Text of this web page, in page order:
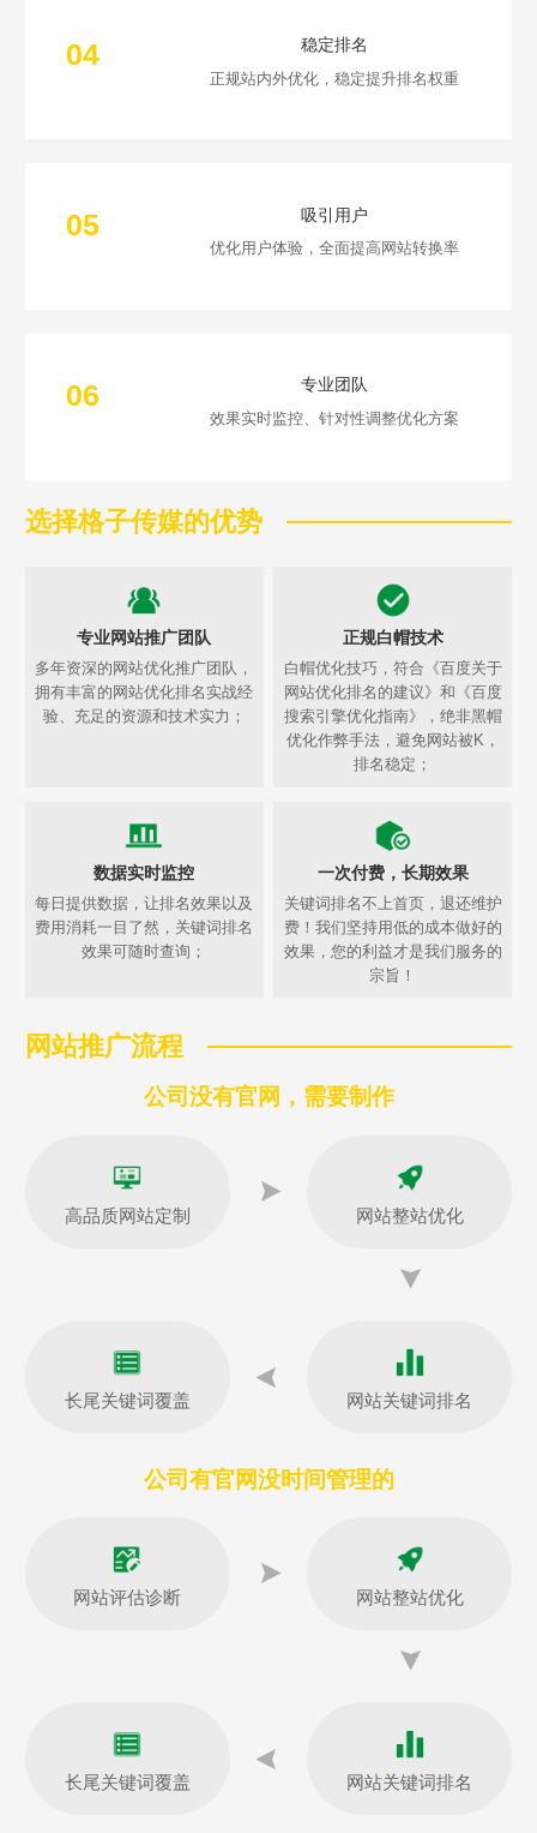
04 稳定排名
正规站内外优化，稳定提升排名权重
05 吸引用户
优化用户体验，全面提高网站转换率
06 专业团队
效果实时监控、针对性调整优化方案
选择格子传媒的优势
专业网站推广团队
多年资深的网站优化推广团队，
拥有丰富的网站优化排名实战经
验、充足的资源和技术实力；
正规白帽技术
白帽优化技巧，符合《百度关于
网站优化排名的建议》和《百度
搜索引擎优化指南》，绝非黑帽
优化作弊手法，避免网站被K，
排名稳定；
数据实时监控
每日提供数据，让排名效果以及
费用消耗一目了然，关键词排名
效果可随时查询；
一次付费，长期效果
关键词排名不上首页，退还维护
费！我们坚持用低的成本做好的
效果，您的利益才是我们服务的
宗旨！
网站推广流程
公司没有官网，需要制作
高品质网站定制 网站整站优化
网站关键词排名
长尾关键词覆盖
公司有官网没时间管理的
网站评估诊断 网站整站优化
网站关键词排名
长尾关键词覆盖